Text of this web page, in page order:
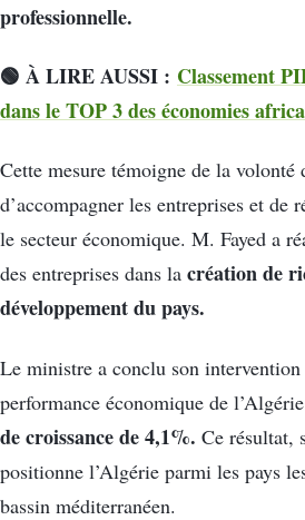
professionnelle.
🟢 À LIRE AUSSI : Classement
dans le TOP 3 des économies
Cette mesure témoigne de la volonté
d’accompagner les entreprises et de
le secteur économique. M. Fayed a
des entreprises dans la création de
développement du pays.
Le ministre a conclu son
performance économique de
de croissance de 4,1%. Ce résultat,
positionne l’Algérie parmi les pays
bassin méditerranéen.